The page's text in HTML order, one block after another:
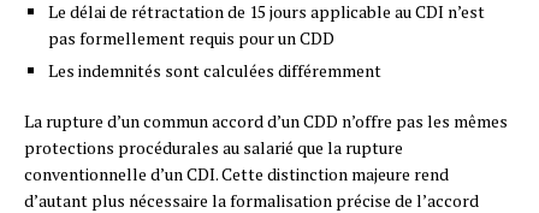
Le délai de rétractation de 15 jours applicable au CDI n’est
pas formellement requis pour un CDD
Les indemnités sont calculées différemment
La rupture d’un commun accord d’un CDD n’offre pas les mêmes
protections procédurales au salarié que la rupture
conventionnelle d’un CDI. Cette distinction majeure rend
d’autant plus nécessaire la formalisation précise de l’accord